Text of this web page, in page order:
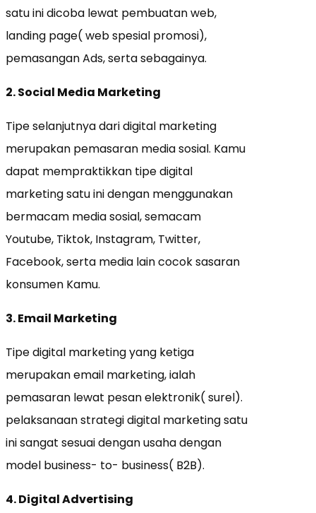
satu ini dicoba lewat pembuatan web,
landing page( web spesial promosi),
pemasangan Ads, serta sebagainya.
2. Social Media Marketing
Tipe selanjutnya dari digital marketing
merupakan pemasaran media sosial. Kamu
dapat mempraktikkan tipe digital
marketing satu ini dengan menggunakan
bermacam media sosial, semacam
Youtube, Tiktok, Instagram, Twitter,
Facebook, serta media lain cocok sasaran
konsumen Kamu.
3. Email Marketing
Tipe digital marketing yang ketiga
merupakan email marketing, ialah
pemasaran lewat pesan elektronik( surel).
pelaksanaan strategi digital marketing satu
ini sangat sesuai dengan usaha dengan
model business- to- business( B2B).
4. Digital Advertising